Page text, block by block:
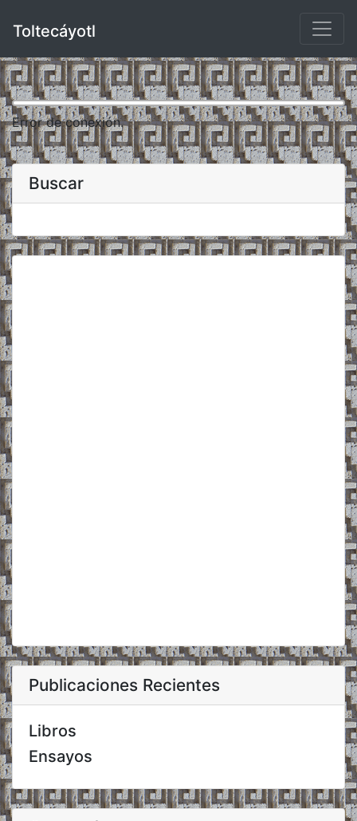
Toltecáyotl
Error de conexión.
Buscar
Publicaciones Recientes
Libros
Ensayos